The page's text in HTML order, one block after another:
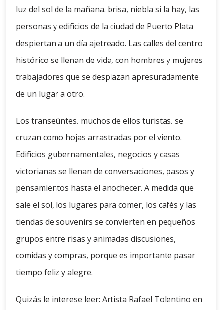
luz del sol de la mañana. brisa, niebla si la hay, las
personas y edificios de la ciudad de Puerto Plata
despiertan a un día ajetreado. Las calles del centro
histórico se llenan de vida, con hombres y mujeres
trabajadores que se desplazan apresuradamente
de un lugar a otro.
Los transeúntes, muchos de ellos turistas, se
cruzan como hojas arrastradas por el viento.
Edificios gubernamentales, negocios y casas
victorianas se llenan de conversaciones, pasos y
pensamientos hasta el anochecer. A medida que
sale el sol, los lugares para comer, los cafés y las
tiendas de souvenirs se convierten en pequeños
grupos entre risas y animadas discusiones,
comidas y compras, porque es importante pasar
tiempo feliz y alegre.
Quizás le interese leer: Artista Rafael Tolentino en